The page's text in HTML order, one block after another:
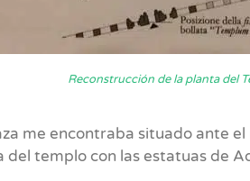
Reconstrucción de la planta del
me encontraba situado ante
del templo con las estatuas de